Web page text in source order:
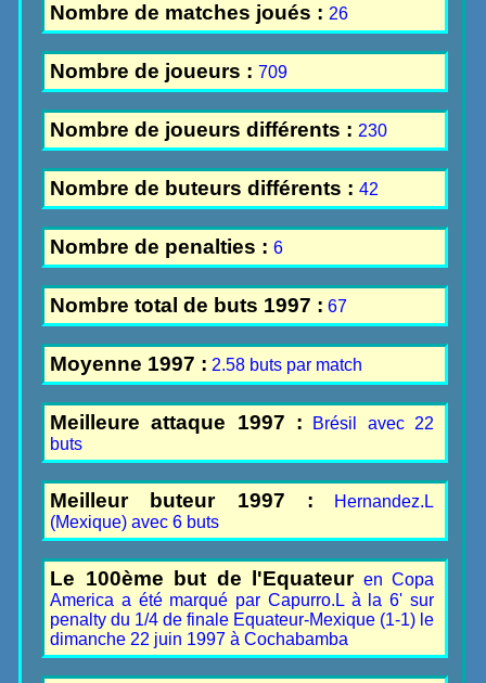
Nombre de matches joués : 26
Nombre de joueurs :709
Nombre de joueurs différents : 230
Nombre de buteurs différents :42
Nombre de penalties :6
Nombre total de buts 1997 : 67
Moyenne 1997 : 2.58 buts par match
Meilleure attaque 1997 : Brésil avec 22
buts
Meilleur buteur 1997 : Hernandez.L
(Mexique) avec 6 buts
Le 100ème but de l'Equateuren Copa
America a été marqué par Capurro.L à la 6' sur
penalty du 1/4 de finale Equateur-Mexique (1-1) le
dimanche 22 juin 1997 à Cochabamba